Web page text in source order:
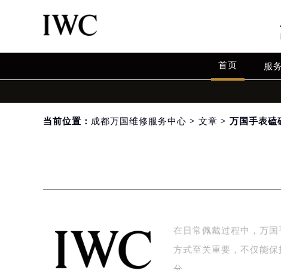
首页 服
当前位置： 成都万国维修服务中心 > 文章 > 万国手表磕
在日常佩戴过程中，万
方式至关重要，不仅能